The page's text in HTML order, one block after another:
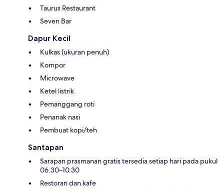
Taurus Restaurant
Seven Bar
Dapur Kecil
Kulkas (ukuran penuh)
Kompor
Microwave
Ketel listrik
Pemanggang roti
Penanak nasi
Pembuat kopi/teh
Santapan
Sarapan prasmanan gratis tersedia setiap hari pada pukul
06.30–10.30
Restoran dan kafe